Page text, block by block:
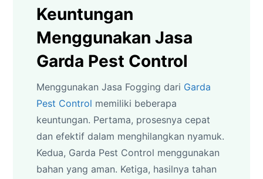
Keuntungan
Menggunakan Jasa
Garda Pest Control
Menggunakan Jasa Fogging dari Garda
Pest Control memiliki beberapa
keuntungan. Pertama, prosesnya cepat
dan efektif dalam menghilangkan nyamuk.
Kedua, Garda Pest Control menggunakan
bahan yang aman. Ketiga, hasilnya tahan